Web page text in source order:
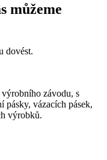
můžeme
dovést.
závodu, s
pásky, vázacích pásek,
výrobků.